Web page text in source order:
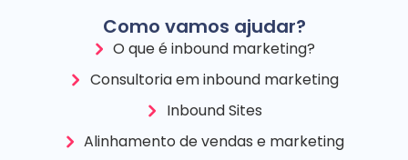
Como vamos ajudar?
O que é inbound marketing?
Consultoria em inbound marketing
Inbound Sites
Alinhamento de vendas e marketing